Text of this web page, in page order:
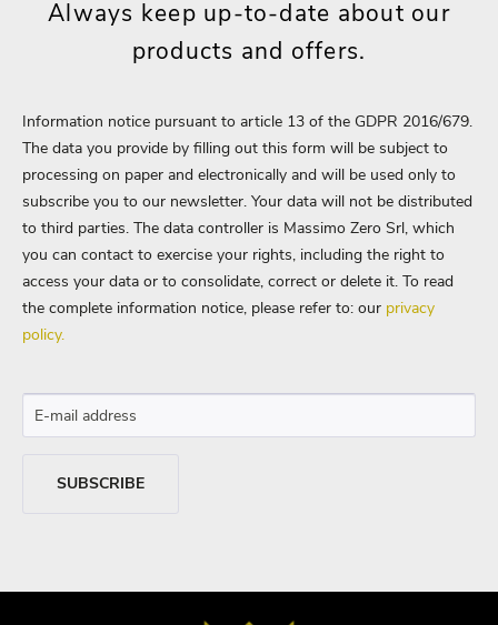
Always keep up-to-date about our
products and offers.
Information notice pursuant to article 13 of the GDPR 2016/679.
The data you provide by filling out this form will be subject to
processing on paper and electronically and will be used only to
subscribe you to our newsletter. Your data will not be distributed
to third parties. The data controller is Massimo Zero Srl, which
you can contact to exercise your rights, including the right to
access your data or to consolidate, correct or delete it. To read
the complete information notice, please refer to: our privacy
policy.
SUBSCRIBE